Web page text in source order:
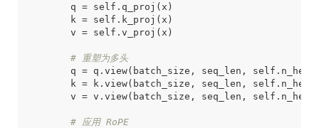
q = self . q_proj ( x )
k = self . k_proj ( x )
v = self . v_proj ( x )
# 重塑为多头
q = q . view( batch_size , seq_len , self .
k = k . view( batch_size , seq_len , self .
v = v . view( batch_size , seq_len , self .
# 应用 RoPE